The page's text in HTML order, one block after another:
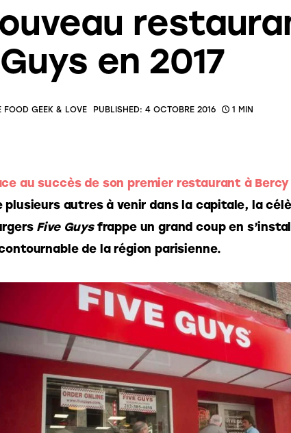
en 2017
FOOD GEEK & LOVE PUBLISHED: 4 OCTOBRE 2016 1 MIN
au succès de son premier restaurant à
plusieurs autres à venir dans la capitale, la
Five Guys frappe un grand coup en
de la région parisienne.